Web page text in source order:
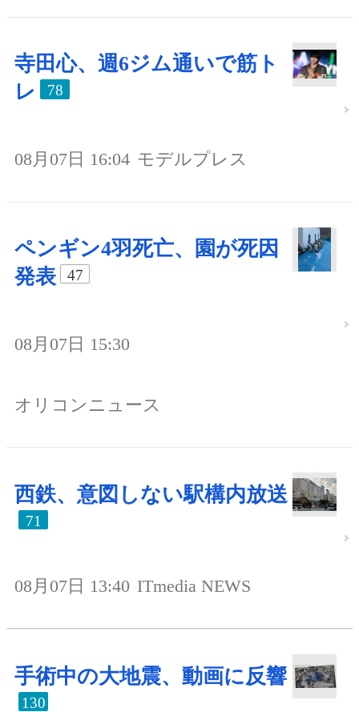
寺田心、週6ジム通いで筋ト
レ
78
08月07日 16:04 モデルプレス
ペンギン4羽死亡、園が死因
発表
47
08月07日 15:30
オリコンニュース
西鉄、意図しない駅構内放送
71
08月07日 13:40 ITmedia NEWS
手術中の大地震、動画に反響
130